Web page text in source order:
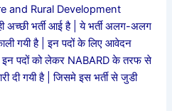
and Rural Development
भर्ती आई है | ये भर्ती अलग-अलग
गयी है | इन पदों के लिए आवेदन
पदों को लेकर NABARD के तरफ से
दी गयी है | जिसमे इस भर्ती से जुडी